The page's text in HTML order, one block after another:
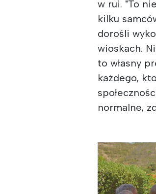
w rui. "To
kilku
dorośli
wioskach.
to własny
każdego,
normalne,